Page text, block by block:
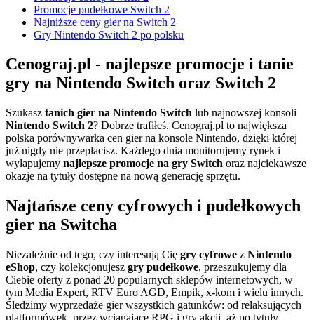
Promocje pudełkowe Switch 2
Najniższe ceny gier na Switch 2
Gry Nintendo Switch 2 po polsku
Cenograj.pl - najlepsze promocje i tanie
gry na Nintendo Switch oraz Switch 2
Szukasz tanich gier na Nintendo Switch lub najnowszej konsoli
Nintendo Switch 2? Dobrze trafiłeś. Cenograj.pl to największa
polska porównywarka cen gier na konsole Nintendo, dzięki której
już nigdy nie przepłacisz. Każdego dnia monitorujemy rynek i
wyłapujemy najlepsze promocje na gry Switch oraz najciekawsze
okazje na tytuły dostępne na nową generację sprzętu.
Najtańsze ceny cyfrowych i pudełkowych
gier na Switcha
Niezależnie od tego, czy interesują Cię gry cyfrowe z Nintendo
eShop, czy kolekcjonujesz gry pudełkowe, przeszukujemy dla
Ciebie oferty z ponad 20 popularnych sklepów internetowych, w
tym Media Expert, RTV Euro AGD, Empik, x-kom i wielu innych.
Śledzimy wyprzedaże gier wszystkich gatunków: od relaksujących